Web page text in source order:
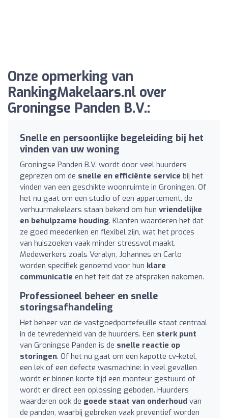
Onze opmerking van
RankingMakelaars.nl over
Groningse Panden B.V.:
Snelle en persoonlijke begeleiding bij het
vinden van uw woning
Groningse Panden B.V. wordt door veel huurders
geprezen om de snelle en efficiënte service bij het
vinden van een geschikte woonruimte in Groningen. Of
het nu gaat om een studio of een appartement, de
verhuurmakelaars staan bekend om hun vriendelijke
en behulpzame houding. Klanten waarderen het dat
ze goed meedenken en flexibel zijn, wat het proces
van huiszoeken vaak minder stressvol maakt.
Medewerkers zoals Veralyn, Johannes en Carlo
worden specifiek genoemd voor hun klare
communicatie en het feit dat ze afspraken nakomen.
Professioneel beheer en snelle
storingsafhandeling
Het beheer van de vastgoedportefeuille staat centraal
in de tevredenheid van de huurders. Een sterk punt
van Groningse Panden is de snelle reactie op
storingen. Of het nu gaat om een kapotte cv-ketel,
een lek of een defecte wasmachine: in veel gevallen
wordt er binnen korte tijd een monteur gestuurd of
wordt er direct een oplossing geboden. Huurders
waarderen ook de goede staat van onderhoud van
de panden, waarbij gebreken vaak preventief worden